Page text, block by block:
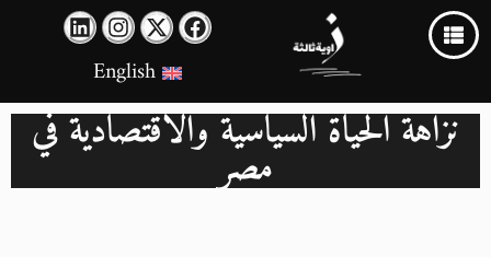
English
نزاهة الحياة السياسية والاقتصادية في
مصر